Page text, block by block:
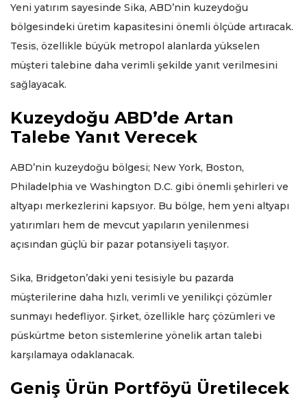
Yeni yatırım sayesinde Sika, ABD’nin kuzeydoğu
bölgesindeki üretim kapasitesini önemli ölçüde artıracak.
Tesis, özellikle büyük metropol alanlarda yükselen
müşteri talebine daha verimli şekilde yanıt verilmesini
sağlayacak.
Kuzeydoğu ABD’de Artan
Talebe Yanıt Verecek
ABD’nin kuzeydoğu bölgesi; New York, Boston,
Philadelphia ve Washington D.C. gibi önemli şehirleri ve
altyapı merkezlerini kapsıyor. Bu bölge, hem yeni altyapı
yatırımları hem de mevcut yapıların yenilenmesi
açısından güçlü bir pazar potansiyeli taşıyor.
Sika, Bridgeton’daki yeni tesisiyle bu pazarda
müşterilerine daha hızlı, verimli ve yenilikçi çözümler
sunmayı hedefliyor. Şirket, özellikle harç çözümleri ve
püskürtme beton sistemlerine yönelik artan talebi
karşılamaya odaklanacak.
Geniş Ürün Portföyü Üretilecek